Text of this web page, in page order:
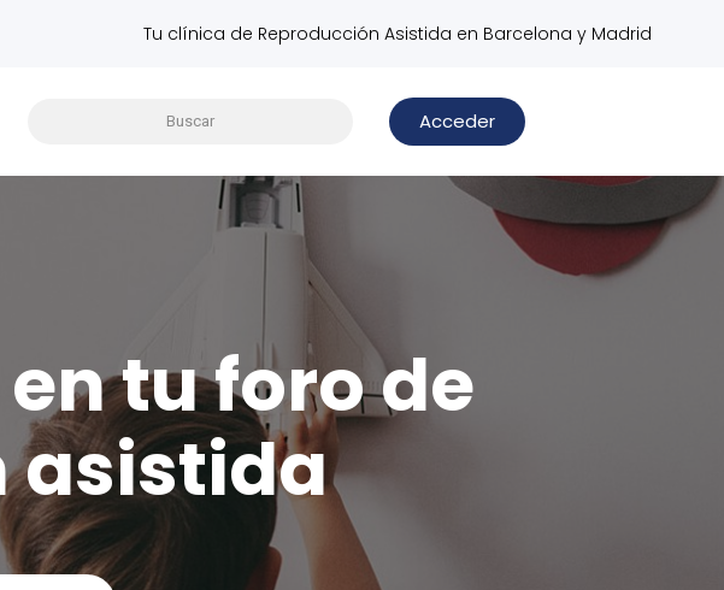
Tu clínica de Reproducción Asistida en Barcelona y Madrid
Acceder
tu foro de
asistida